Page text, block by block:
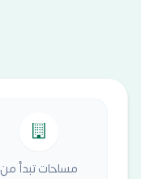
مساحات تبدأ من